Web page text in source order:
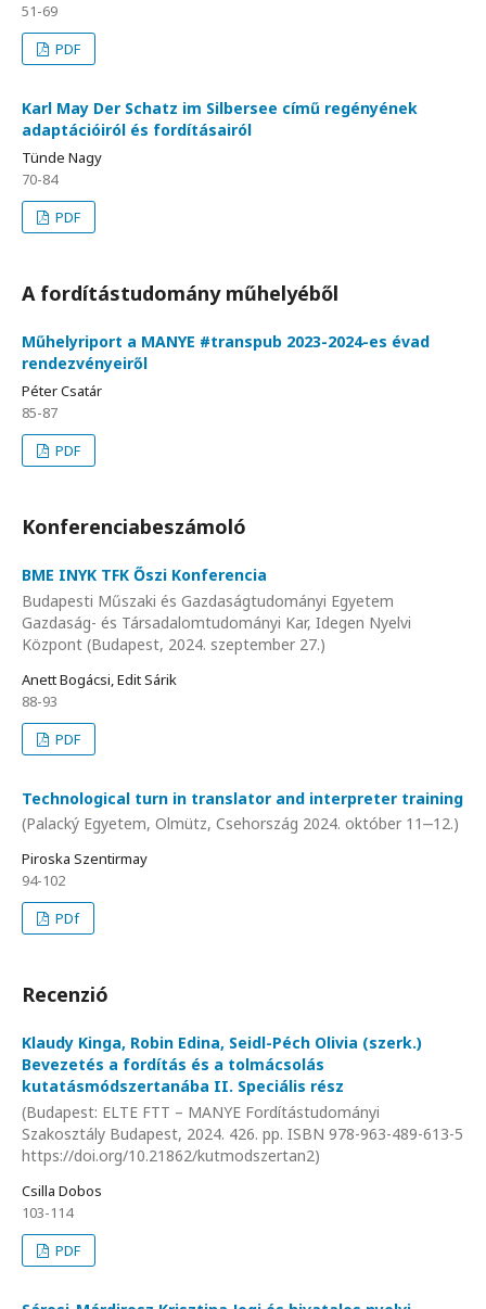
51-69
PDF
Karl May Der Schatz im Silbersee című regényének
adaptációiról és fordításairól
Tünde Nagy
70-84
PDF
A fordítástudomány műhelyéből
Műhelyriport a MANYE #transpub 2023-2024-es évad
rendezvényeiről
Péter Csatár
85-87
PDF
Konferenciabeszámoló
BME INYK TFK Őszi Konferencia
Budapesti Műszaki és Gazdaságtudományi Egyetem
Gazdaság- és Társadalomtudományi Kar, Idegen Nyelvi
Központ (Budapest, 2024. szeptember 27.)
Anett Bogácsi, Edit Sárik
88-93
PDF
Technological turn in translator and interpreter training
(Palacký Egyetem, Olmütz, Csehország 2024. október 11‒12.)
Piroska Szentirmay
94-102
PDf
Recenzió
Klaudy Kinga, Robin Edina, Seidl-Péch Olivia (szerk.)
Bevezetés a fordítás és a tolmácsolás
kutatásmódszertanába II. Speciális rész
(Budapest: ELTE FTT – MANYE Fordítástudományi
Szakosztály Budapest, 2024. 426. pp. ISBN 978-963-489-613-5
https://doi.org/10.21862/kutmodszertan2)
Csilla Dobos
103-114
PDF